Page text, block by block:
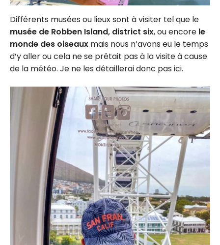
Différents musées ou lieux sont à visiter tel que le
musée de Robben Island, district six, ou encore le
monde des oiseaux mais nous n’avons eu le temps
d’y aller ou cela ne se prêtait pas à la visite à cause
de la météo. Je ne les détaillerai donc pas ici.